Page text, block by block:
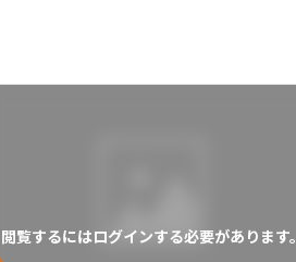
閲覧するにはログインする必要があります。